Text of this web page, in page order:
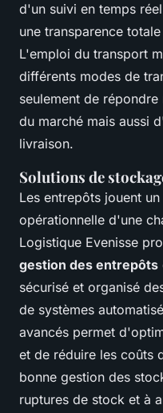
d'un suivi en temps
une transparence
L'emploi du transport
différents modes de
seulement de
du marché mais aussi
livraison.
Solutions de
Les entrepôts jouent
opérationnelle d'une
Logistique Evenisse
gestion des entrepôts
sécurisé et organisé
de systèmes
avancés permet
et de réduire les coûts
bonne gestion des
ruptures de stock et à